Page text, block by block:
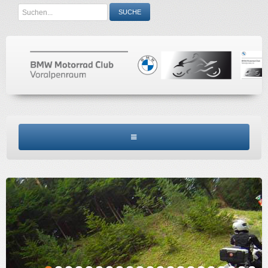
Search
...
SUCHE
CLUBINFO
TERMINE
ACCESSORIES